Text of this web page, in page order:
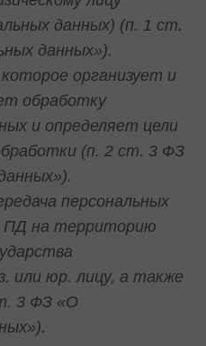
данных) (п. 1 ст.
данных»).
организует и
обработку
и определяет цели
(п. 2 ст. 3 ФЗ
персональных
ПД на территорию
или юр. лицу, а также
3 ФЗ «О